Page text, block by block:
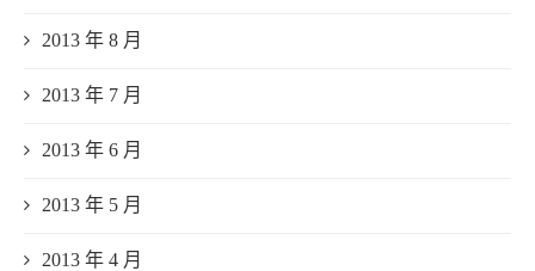
2013 年 8 月
2013 年 7 月
2013 年 6 月
2013 年 5 月
2013 年 4 月